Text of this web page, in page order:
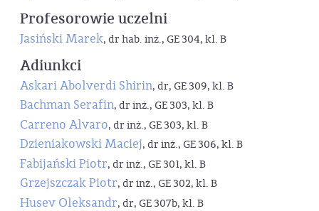
Profesorowie uczelni
Jasiński Marek, dr hab. inż., GE 304, kl. B
Adiunkci
Askari Abolverdi Shirin, dr, GE 309, kl. B
Bachman Serafin, dr inż., GE 303, kl. B
Carreno Alvaro, dr inż., GE 303, kl. B
Dzieniakowski Maciej, dr inż., GE 306, kl. B
Fabijański Piotr, dr inż., GE 301, kl. B
Grzejszczak Piotr, dr inż., GE 302, kl. B
Husev Oleksandr, dr, GE 307b, kl. B